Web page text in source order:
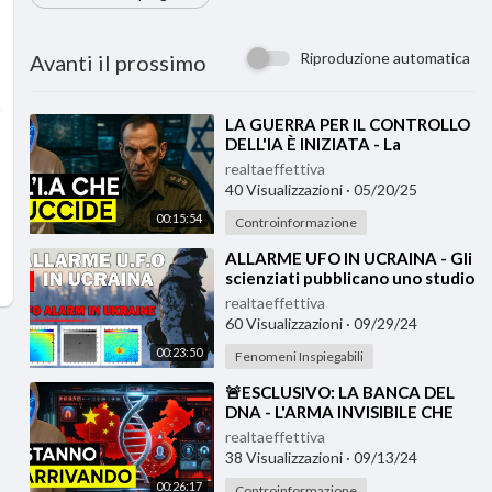
Avanti il prossimo Riproduzione automatica
00:15:54
⁣LA GUERRA PER IL CONTROLLO
DELL'IA È INIZIATA - La
Geopolitica dell'Intelligenza
Artificia
realtaeffettiva
40 Visualizzazioni · 05/20/25
Controinformazione
00:23:50
⁣ALLARME UFO IN UCRAINA - Gli
scienziati pubblicano uno studio
incredibile
realtaeffettiva
60 Visualizzazioni · 09/29/24
Fenomeni Inspiegabili
00:26:17
⁣🚨ESCLUSIVO: LA BANCA DEL
DNA - L'ARMA INVISIBILE CHE
DOVRESTI CONOSCERE
realtaeffettiva
38 Visualizzazioni · 09/13/24